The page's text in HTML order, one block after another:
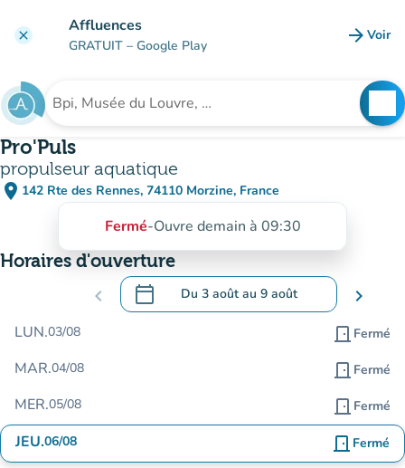
clear Affluences
GRATUIT – Google Play arrow_forward Voir
Rechercher un établissement
Pro'Puls
propulseur aquatique
place 142 Rte des Rennes, 74110 Morzine, France
(ouvrir dans Google Maps)
(nouvel onglet)
Fermé-Ouvre demain à 09:30
Horaires d'ouverture
chevron_left calendar_today Du 3 aoûtau 9 août
.Ouvrir le calendrier pour changer de
chevron_right
LUN.03/08 door_front Fermé
MAR.04/08 door_front Fermé
MER.05/08 door_front Fermé
JEU.06/08 door_front Fermé